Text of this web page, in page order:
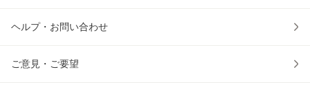
ヘルプ・お問い合わせ
ご意見・ご要望